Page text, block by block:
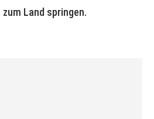
Land springen.